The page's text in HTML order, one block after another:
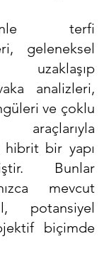
terfi
geleneksel
uzaklaşıp
analizleri,
ve çoklu
araçlarıyla
bir yapı
Bunlar
mevcut
potansiyel
biçimde